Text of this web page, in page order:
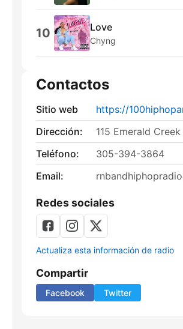
10 Love
Chyng
Contactos
Sitio web
https://
Dirección:
115 Emerald
Teléfono:
305-394-3864
Email:
Redes sociales
Actualiza esta información de radio
Compartir
Facebook Twitter